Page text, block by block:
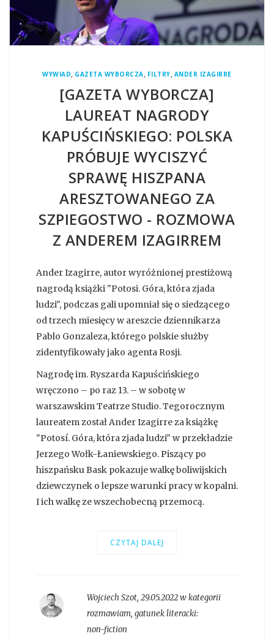
WYWIAD, GAZETA WYBORCZA, FILTRY, ANDER IZAGIRRE
[GAZETA WYBORCZA]
LAUREAT NAGRODY
KAPUŚCIŃSKIEGO: POLSKA
PRÓBUJE WYCISZYĆ
SPRAWĘ HISZPANA
ARESZTOWANEGO ZA
SZPIEGOSTWO - ROZMOWA
Z ANDEREM IZAGIRREM
Ander Izagirre, autor wyróżnionej prestiżową
nagrodą książki "Potosi. Góra, która zjada
ludzi", podczas gali upomniał się o siedzącego
od trzech miesięcy w areszcie dziennikarza
Pablo Gonzaleza, którego polskie służby
zidentyfikowały jako agenta Rosji.
Nagrodę im. Ryszarda Kapuścińskiego
wręczono – po raz 13. – w sobotę w
warszawskim Teatrze Studio. Tegorocznym
laureatem został Ander Izagirre za książkę
"Potosí. Góra, która zjada ludzi" w przekładzie
Jerzego Wołk-Łaniewskiego. Piszący po
hiszpańsku Bask pokazuje walkę boliwijskich
dziewczynek o lepsze warunki pracy w kopalni.
I ich walkę ze wszechobecną przemocą.
CZYTAJ DALEJ
Wojciech Szot, 29.05.2022 w kategorii
rozmawiam, gatunek literacki:
non-fiction